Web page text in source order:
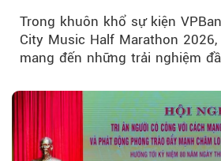
Trong khuôn khổ sự kiện
City Music Half Marathon 2026,
mang đến những trải nghiệm